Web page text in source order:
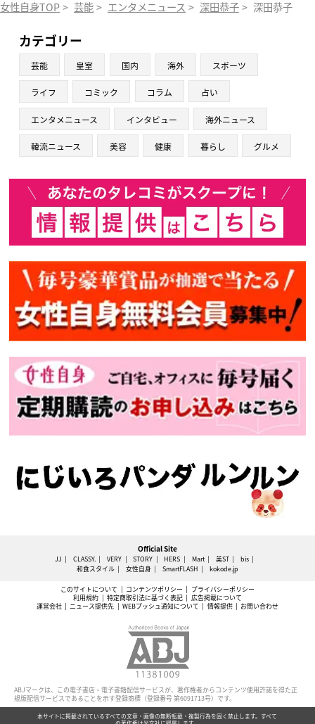
女性自身TOP > 芸能 > エンタメニュース > 深田恭子 > 深田恭子 実
カテゴリー
芸能 皇室 国内 海外 スポーツ
ライフ コミック コラム 占い
エンタメニュース インタビュー 海外ニュース
韓流ニュース 美容 健康 暮らし グルメ
Official Site
JJ CLASSY. VERY STORY HERS Mart 美ST
bis
和食スタイル
女性自身 SmartFLASH kokode.jp
このサイトについて コンテンツポリシー
プライバシーポリシー
利用規約
特定商取引法に基づく表記
広告掲載について
運営会社
ニュース提供先 WEBプッシュ通知について 情報提供 お問い合わせ
ABJマークは、この電子書店・電子書籍配信サービスが、著作権者からコンテンツ使用許諾を得た正
規版配信サービスであることを示す登録商標（登録番号 第6091713号）です。
本サイトに掲載されているすべての文章・画像の無断転載・複製行為を固く禁止します。すべて